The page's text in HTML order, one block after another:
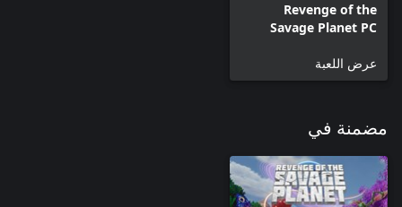
Revenge of the
Savage Planet PC
عرض اللعبة
مضمنة في